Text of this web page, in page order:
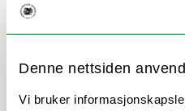
Denne nettsiden
Vi bruker
Tromsø